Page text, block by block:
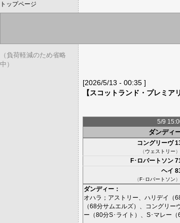
トップページ
（負荷軽減のため省略
中）
[2026/5/13 - 00:35 ]
【スコットランド・プレミア
5/9
ダンディ
コングリーヴ
（ウェストリー）
F･ロバートソン
ヘイ
（F･ロバートソン）
ダンディー ：
オハラ ； アストリー ハリデイ （
（68分サムエルズ）、 コングリー
ー （80分S･ライト ）、 S･マレー